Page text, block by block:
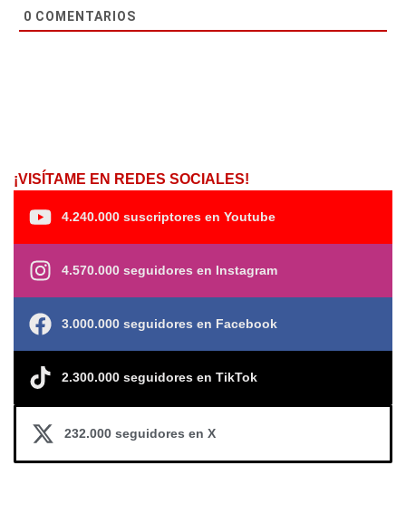
0 COMENTARIOS
¡VISÍTAME EN REDES SOCIALES!
4.240.000 suscriptores en Youtube
4.570.000 seguidores en Instagram
3.000.000 seguidores en Facebook
2.300.000 seguidores en TikTok
232.000 seguidores en X